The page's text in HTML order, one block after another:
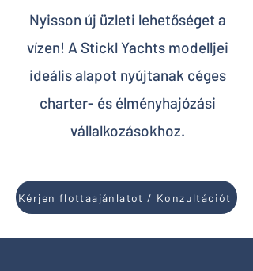
​Nyisson új üzleti lehetőséget a
vízen! A Stickl Yachts modelljei
ideális alapot nyújtanak céges
charter- és élményhajózási
vállalkozásokhoz.
Kérjen flottaajánlatot / Konzultációt